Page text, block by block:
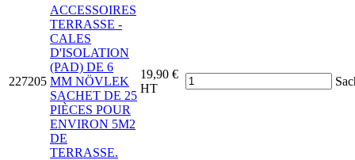
227205
ACCESSOIRES
TERRASSE -
CALES
D'ISOLATION
(PAD) DE 6
MM NÖVLEK
SACHET DE 25
PIÈCES POUR
ENVIRON 5M2
DE
TERRASSE.
19,90 €
HT